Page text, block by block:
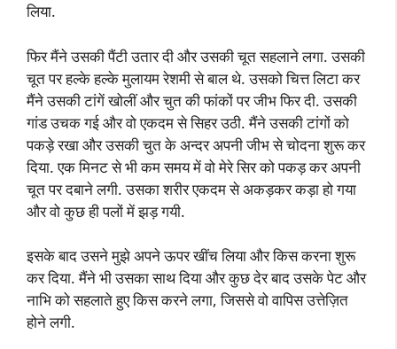
लिया.
फिर मैंने उसकी पैंटी उतार दी और उसकी चूत सहलाने लगा. उसकी
चूत पर हल्के हल्के मुलायम रेशमी से बाल थे. उसको चित्त लिटा कर
मैंने उसकी टांगें खोलीं और चुत की फांकों पर जीभ फिर दी. उसकी
गांड उचक गई और वो एकदम से सिहर उठी. मैंने उसकी टांगों को
पकड़े रखा और उसकी चुत के अन्दर अपनी जीभ से चोदना शुरू कर
दिया. एक मिनट से भी कम समय में वो मेरे सिर को पकड़ कर अपनी
चूत पर दबाने लगी. उसका शरीर एकदम से अकड़कर कड़ा हो गया
और वो कुछ ही पलों में झड़ गयी.
इसके बाद उसने मुझे अपने ऊपर खींच लिया और किस करना शुरू
कर दिया. मैंने भी उसका साथ दिया और कुछ देर बाद उसके पेट और
नाभि को सहलाते हुए किस करने लगा, जिससे वो वापिस उत्तेज़ित
होने लगी.